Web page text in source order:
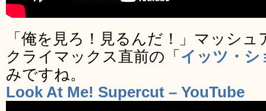
「俺を見ろ！見るんだ！」マッシ
クライマックス直前の「 イッツ・シ
みですね。
Look At Me! Supercut – YouTube